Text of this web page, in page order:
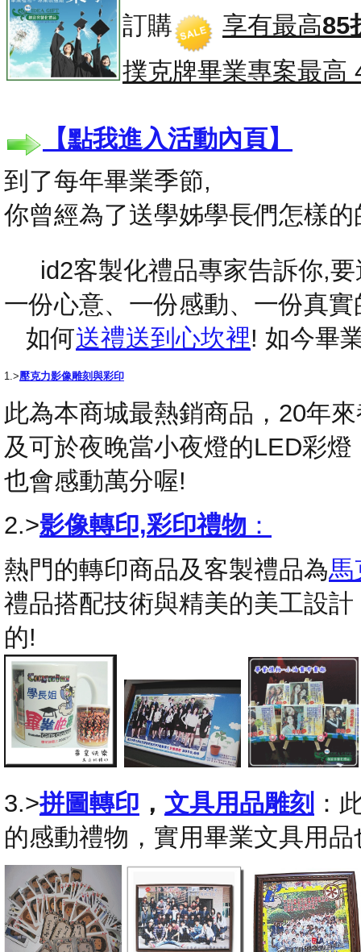
訂購
享有最高85
撲克牌畢業專案最高
【點我進入活動內頁】
到了每年畢業季節,
你曾經為了送學姊學長們怎樣
id2客製化禮品專家告訴你,要
一份心意、一份感動、一份真
如何送禮送到心坎裡! 如今畢
1.>壓克力影像雕刻與彩印
此為本商城最熱銷商品，20年
及可於夜晚當小夜燈的LED彩
也會感動萬分喔!
2.>影像轉印,彩印禮物 ：
熱門的轉印商品及客製禮品為馬
禮品搭配技術與精美的美工設
的!
3.>拼圖轉印 ， 文具用品雕刻 ：
的感動禮物，實用畢業文具用